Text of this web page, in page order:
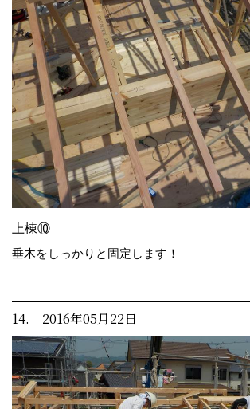
上棟⑩
垂木をしっかりと固定します！
14. 2016年05月22日